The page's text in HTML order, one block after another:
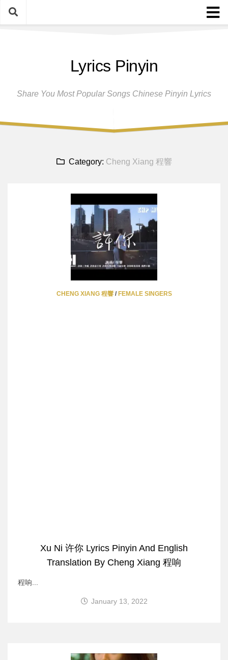
Skip
Disclaimer And Privacy Policy
Lyrics Pinyin
Share You Most Popular Songs Chinese Pinyin Lyrics
Category: Cheng Xiang 程響
CHENG XIANG 程響/ FEMALE SINGERS
Xu Ni 许你 Lyrics Pinyin And English
Translation By Cheng Xiang 程响
程响...
January 13, 2022